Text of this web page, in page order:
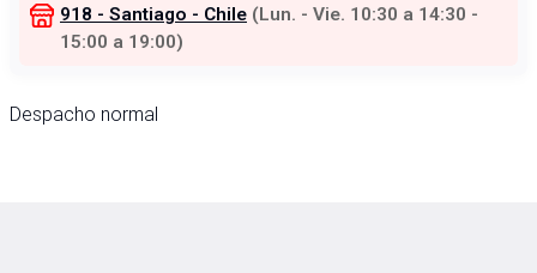
918 - Santiago - Chile (Lun. - Vie. 10:30 a 14:30 -
15:00 a 19:00)
Despacho normal